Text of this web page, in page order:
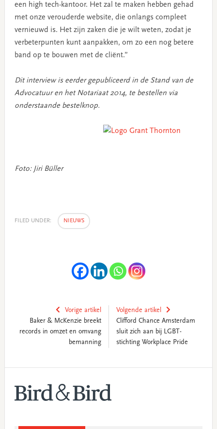
een high tech-kantoor. Het zal te maken hebben gehad
met onze verouderde website, die onlangs compleet
vernieuwd is. Het zijn zaken die je wilt weten, zodat je
verbeterpunten kunt aanpakken, om zo een nog betere
band op te bouwen met de cliënt.”
Dit interview is eerder gepubliceerd in de Stand van de
Advocatuur en het Notariaat 2014, te bestellen via
onderstaande bestelknop.
Foto: Jiri Büller
FILED UNDER: NIEUWS
Vorige artikel
Baker & McKenzie breekt
records in omzet en omvang
bemanning
Volgende artikel
Clifford Chance Amsterdam
sluit zich aan bij LGBT-
stichting Workplace Pride
Sidebar